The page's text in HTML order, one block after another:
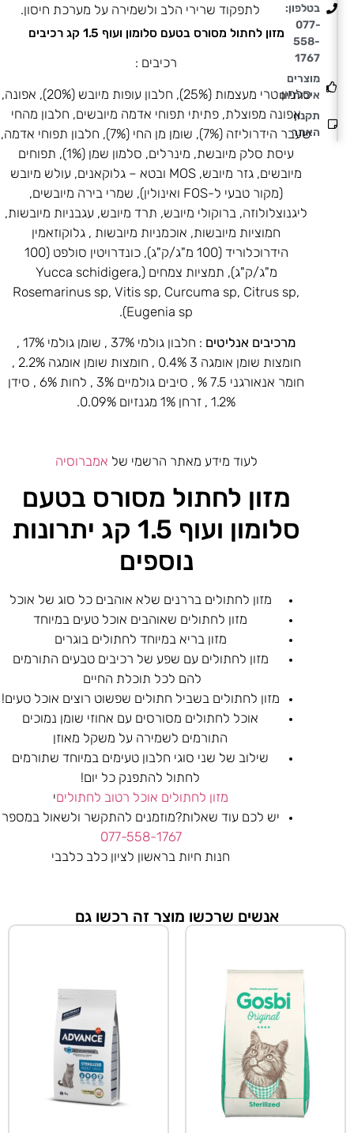
בטלפון:
077-
558-
1767
מוצרים
איכותיים
תקנון
האתר
לתפקוד שרירי הלב ולשמירה על מערכת חיסון.
מזון לחתול מסורס בטעם סלומון ועוף 1.5 קג רכיבים
רכיבים :
סלמון טרי מעצמות (25%), חלבון עופות מיובש (20%), אפונה,
אפונה מפוצלת, פתיתי תפוחי אדמה מיובשים, חלבון מהחי
שעבר הידרוליזה (7%), שומן מן החי (7%), חלבון תפוחי אדמה,
עיסת סלק מיובשת, מינרלים, סלמון שמן (1%), תפוחים
מיובשים, גזר מיובש, MOS ובטא – גלוקאנים, עולש מיובש
(מקור טבעי ל-FOS ואינולין), שמרי בירה מיובשים,
ליגנוצלולוזה, ברוקולי מיובש, תרד מיובש, עגבניות מיובשות,
חמוציות מיובשות, אוכמניות מיובשות , גלוקוזאמין
הידרוכלוריד (100 מ"ג/ק"ג), כונדרויטין סולפט (100
מ"ג/ק"ג), תמציות צמחים (Yucca schidigera,
Rosemarinus sp, Vitis sp, Curcuma sp, Citrus sp,
Eugenia sp).
מרכיבים אנליטים
: חלבון גולמי 37% , שומן גולמי 17% ,
חומצות שומן אומגה 3 0.4% , חומצות שומן אומגה 2.2% ,
חומר אנאורגני 7.5 % , סיבים גולמיים 3% , לחות 6% , סידן
1.2% , זרחן 1% מגנזיום 0.09%.
לעוד מידע מאתר הרשמי של אמברוסיה
מזון לחתול מסורס בטעם
סלומון ועוף 1.5 קג יתרונות
נוספים
מזון לחתולים בררנים שלא אוהבים כל סוג של אוכל
מזון לחתולים שאוהבים אוכל טעים במיוחד
מזון בריא במיוחד לחתולים בוגרים
מזון לחתולים עם שפע של רכיבים טבעים התורמים
להם לכל תוכלת החיים
מזון לחתולים בשביל חתולים שפשוט רוצים אוכל טעים!
אוכל לחתולים מסורסים עם אחוזי שומן נמוכים
התורמים לשמירה על משקל מאוזן
שילוב של שני סוגי חלבון טעימים במיוחד שתורמים
לחתול להתפנק כל יום!
מזון לחתולים אוכל רטוב לחתוליםי
יש לכם עוד שאלות?מוזמנים להתקשר ולשאול במספר
077-558-1767
חנות חיות בראשון לציון כלב כלבבי
אנשים שרכשו מוצר זה רכשו גם